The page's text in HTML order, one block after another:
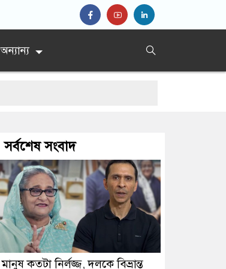
অন্যান্য
সর্বশেষ সংবাদ
মানুষ কতটা নির্লজ্জ, দলকে বিভ্রান্ত